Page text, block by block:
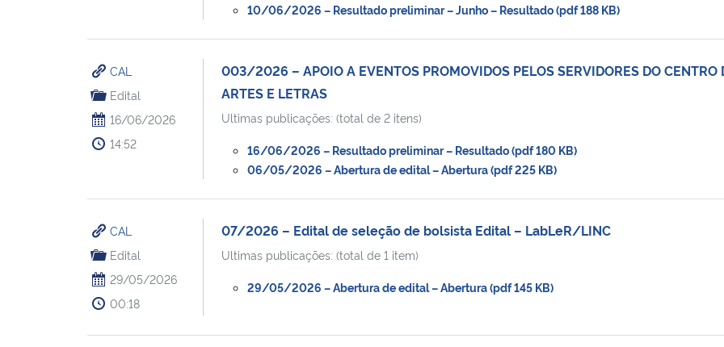
10/06/2026 – Resultado preliminar – Junho – Resultado (pdf 188 KB)
CAL
Edital
16/06/2026
14:52
003/2026 – APOIO A EVENTOS PROMOVIDOS PELOS SERVIDORES DO CENTRO
ARTES E LETRAS
Ultimas publicações: (total de 2 itens)
16/06/2026 – Resultado preliminar – Resultado (pdf 180 KB)
06/05/2026 – Abertura de edital – Abertura (pdf 225 KB)
CAL
Edital
29/05/2026
00:18
07/2026 – Edital de seleção de bolsista Edital – LabLeR/LINC
Ultimas publicações: (total de 1 item)
29/05/2026 – Abertura de edital – Abertura (pdf 145 KB)